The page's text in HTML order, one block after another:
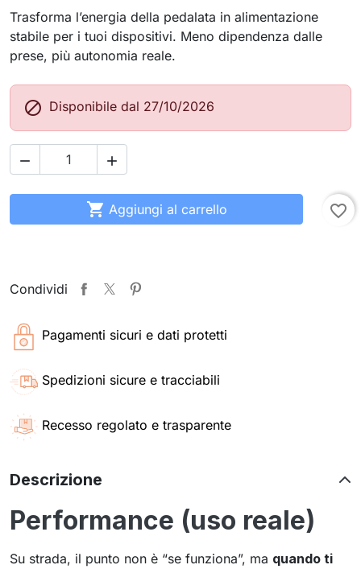
Trasforma l’energia della pedalata in alimentazione
stabile per i tuoi dispositivi. Meno dipendenza dalle
prese, più autonomia reale.
 Disponibile dal 27/10/2026
 
 Aggiungi al carrello favorite_border
Condividi
Pagamenti sicuri e dati protetti
Spedizioni sicure e tracciabili
Recesso regolato e trasparente
Descrizione
Performance (uso reale)
Su strada, il punto non è “se funziona”, ma quando ti